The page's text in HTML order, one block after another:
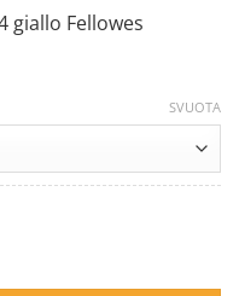
giallo Fellowes
SVUOTA
quantità